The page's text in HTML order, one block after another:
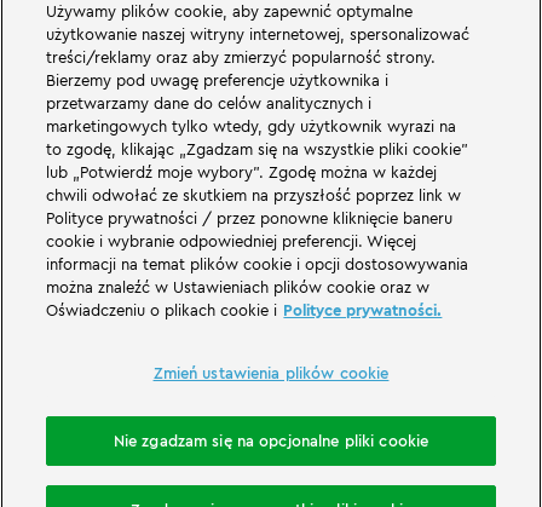
Wspaniałe rzeczy czekają na Was w rodzinnym parku rozrywki LEGOLAND w
Niemczech i jego światach tematycznych. Przeżyjcie ekscytujące atrakcje i
mnóstwo zabawy z LEGO® LEGOLAND w Niemczech to park rozrywki dla
rodzin z dziećmi w wieku od 2 do 12 lat. Park LEGOLAND znajduje się w
pobliżu Günzburga w Bawarii. LEGOLAND Deutschland to jeden z
największych parków rozrywki w Bawarii i jeden z najbardziej znanych i
popularnych parków rozrywki w Niemczech. Park rozrywki zapewni
wyjątkowe wrażenia dla dzieci i dorosłych oferując 68 atrakcji. W
LEGOLAND Resort oprócz parku rozrywki znajduje się również wioska
wakacyjna z różnymi opcjami noclegów. Odwiedzający mogą zatrzymać się
w hotelu Wyspa piratów, tematycznych domkach wakacyjnych, w zamkach
rycerskich, na kempingu, a także w beczkach kempingowych.
LEGOLAND Deutschland Resort is part of the Merlin Entertainments Group.
LEGO, the LEGO logo, the Brick and Knob configurations, the Minifigure,
THE LEGO® MOVIE © & ™ LEGO Group & Warner Bros. Entertainment Inc. All
Zarezerwuj nocleg
Używamy plików cookie, aby zapewnić optymalne
użytkowanie naszej witryny internetowej, spersonalizować
treści/reklamy oraz aby zmierzyć popularność strony.
Bierzemy pod uwagę preferencje użytkownika i
przetwarzamy dane do celów analitycznych i
marketingowych tylko wtedy, gdy użytkownik wyrazi na
to zgodę, klikając „Zgadzam się na wszystkie pliki cookie”
lub „Potwierdź moje wybory”. Zgodę można w każdej
chwili odwołać ze skutkiem na przyszłość poprzez link w
Polityce prywatności / przez ponowne kliknięcie baneru
cookie i wybranie odpowiedniej preferencji. Więcej
informacji na temat plików cookie i opcji dostosowywania
można znaleźć w Ustawieniach plików cookie oraz w
Oświadczeniu o plikach cookie i Polityce prywatności.
Zmień ustawienia plików cookie
Nie zgadzam się na opcjonalne pliki cookie